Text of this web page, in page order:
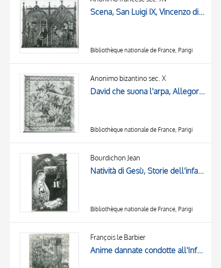
Scena, San Luigi IX, Vincenzo di Beauvais
Bibliothèque nationale de France, Parigi
Anonimo bizantino sec. X
David che suona l'arpa, Allegoria della Melodia, Cornice con motivi decorativi geometrici
Bibliothèque nationale de France, Parigi
Bourdichon Jean
Natività di Gesù, Storie dell'infanzia di Cristo, Maria Vergine, San Giuseppe, Gesù Bambino
Bibliothèque nationale de France, Parigi
François le Barbier
Anime dannate condotte all'Inferno, Adamo ed Eva, Città fortificata, Cornice con motivi decorativi fitomorfi, Stemma araldico, Iniziale N
TITLE
OBJECT